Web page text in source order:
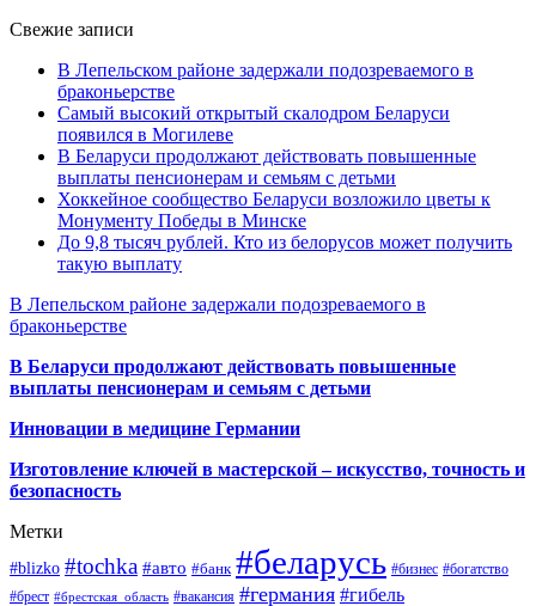
Свежие записи
В Лепельском районе задержали подозреваемого в
браконьерстве
Самый высокий открытый скалодром Беларуси
появился в Могилеве
В Беларуси продолжают действовать повышенные
выплаты пенсионерам и семьям с детьми
Хоккейное сообщество Беларуси возложило цветы к
Монументу Победы в Минске
До 9,8 тысяч рублей. Кто из белорусов может получить
такую выплату
В Лепельском районе задержали подозреваемого в
браконьерстве
В Беларуси продолжают действовать повышенные
выплаты пенсионерам и семьям с детьми
Инновации в медицине Германии
Изготовление ключей в мастерской – искусство, точность и
безопасность
Метки
#blizko #tochka #авто #банк #беларусь #бизнес #богатство
#брест #брестская_область #вакансия #германия #гибель